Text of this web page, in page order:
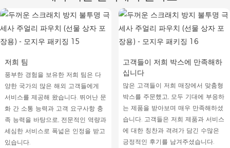
저희 팀
풍부한 경험을 보유한 저희 팀은 다
양한 국가의 많은 해외 ​​고객들에게
서비스를 제공해 왔습니다. 뛰어난 문
화 간 소통 능력과 고객 요구사항 충
족 능력을 바탕으로, 전문적인 역량과
세심한 서비스로 폭넓은 인정을 받고
있습니다.
고객들이 저희 박스에 만족해하
십니다
많은 고객들이 저희 매장에서 맞춤형
박스를 주문했고, 모두 기대에 부응하
는 제품을 받아보며 매우 만족해하셨
습니다. 고객들은 저희 제품과 서비스
에 대한 칭찬과 격려가 담긴 수많은
긍정적인 후기를 남겨주셨습니다.